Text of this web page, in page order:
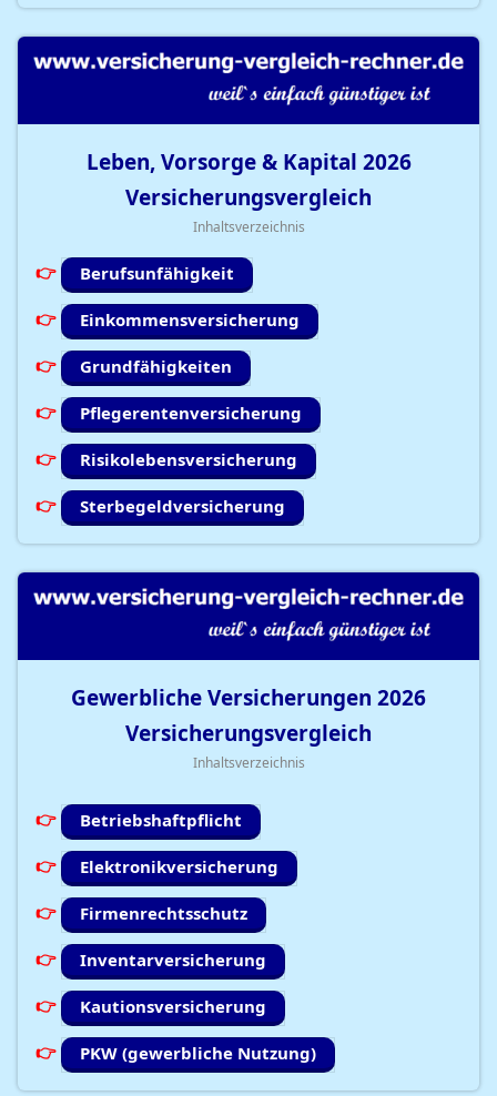
Leben, Vorsorge & Kapital 2026
Versicherungsvergleich
Inhaltsverzeichnis
Berufsunfähigkeit
Einkommensversicherung
Grundfähigkeiten
Pflegerentenversicherung
Risikolebensversicherung
Sterbegeldversicherung
Gewerbliche Versicherungen 2026
Versicherungsvergleich
Inhaltsverzeichnis
Betriebshaftpflicht
Elektronikversicherung
Firmenrechtsschutz
Inventarversicherung
Kautionsversicherung
PKW (gewerbliche Nutzung)